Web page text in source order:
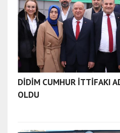
DİDİM CUMHUR İTTİFAKI
OLDU